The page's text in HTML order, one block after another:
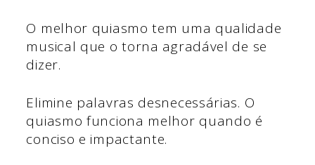
O melhor quiasmo tem uma qualidade
musical que o torna agradável de se
dizer.
Elimine palavras desnecessárias. O
quiasmo funciona melhor quando é
conciso e impactante.